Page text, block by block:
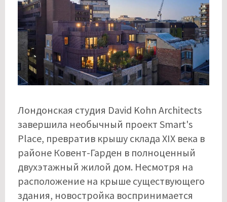
Лондонская студия David Kohn Architects
завершила необычный проект Smart's
Place, превратив крышу склада XIX века в
районе Ковент-Гарден в полноценный
двухэтажный жилой дом. Несмотря на
расположение на крыше существующего
здания, новостройка воспринимается